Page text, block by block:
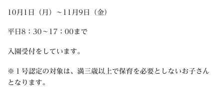
10月1日（月）～11月9日（金）
平日8：30～17：00まで
入園受付をしています。
※１号認定の対象は、満三歳以上で保育を必要としないお子さん
となります。